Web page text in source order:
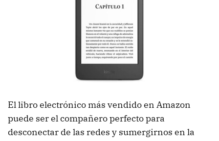
El libro electrónico más vendido en Amazon
puede ser el compañero perfecto para
desconectar de las redes y sumergirnos en la